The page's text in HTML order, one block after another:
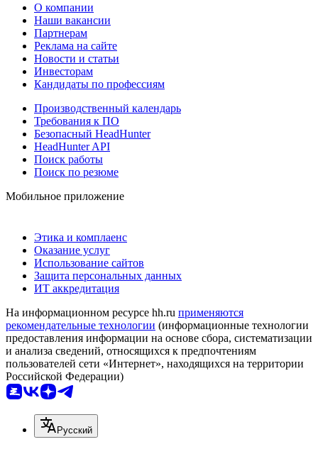
О компании
Наши вакансии
Партнерам
Реклама на сайте
Новости и статьи
Инвесторам
Кандидаты по профессиям
Производственный календарь
Требования к ПО
Безопасный HeadHunter
HeadHunter API
Поиск работы
Поиск по резюме
Мобильное приложение
Этика и комплаенс
Оказание услуг
Использование сайтов
Защита персональных данных
ИТ аккредитация
На информационном ресурсе hh.ru применяются
рекомендательные технологии (информационные технологии
предоставления информации на основе сбора, систематизации
и анализа сведений, относящихся к предпочтениям
пользователей сети «Интернет», находящихся на территории
Российской Федерации)
Русский